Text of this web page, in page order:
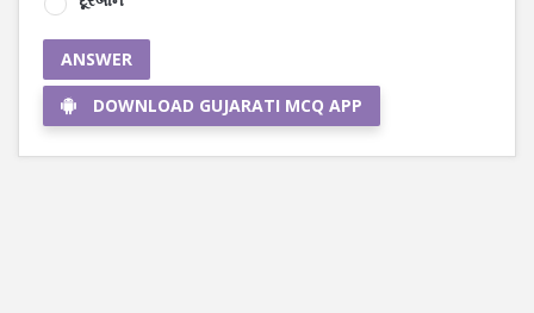
ANSWER
DOWNLOAD GUJARATI MCQ APP